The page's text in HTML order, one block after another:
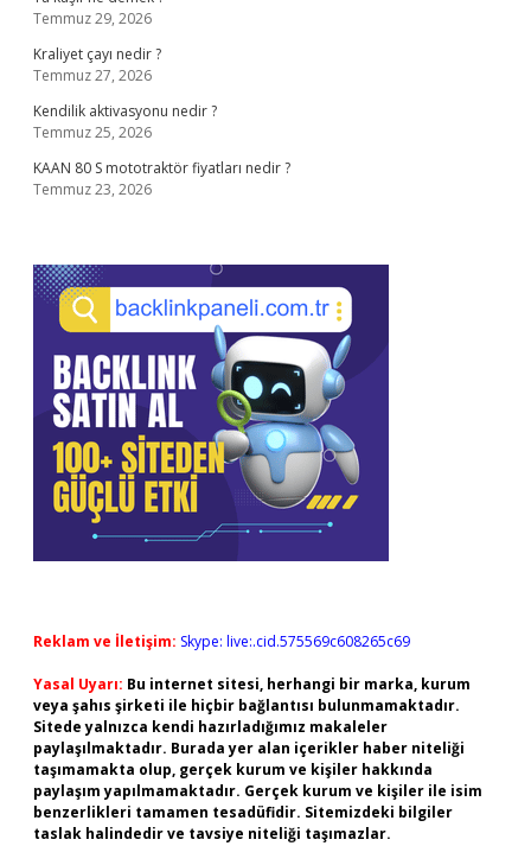
Temmuz 29, 2026
Kraliyet çayı nedir ?
Temmuz 27, 2026
Kendilik aktivasyonu nedir ?
Temmuz 25, 2026
KAAN 80 S mototraktör fiyatları nedir ?
Temmuz 23, 2026
Reklam ve İletişim: Skype: live:.cid.575569c608265c69
Yasal Uyarı: Bu internet sitesi, herhangi bir marka, kurum
veya şahıs şirketi ile hiçbir bağlantısı bulunmamaktadır.
Sitede yalnızca kendi hazırladığımız makaleler
paylaşılmaktadır. Burada yer alan içerikler haber niteliği
taşımamakta olup, gerçek kurum ve kişiler hakkında
paylaşım yapılmamaktadır. Gerçek kurum ve kişiler ile isim
benzerlikleri tamamen tesadüfidir. Sitemizdeki bilgiler
taslak halindedir ve tavsiye niteliği taşımazlar.